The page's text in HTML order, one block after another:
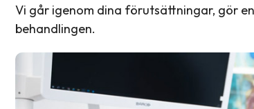
Vi går igenom dina förutsättningar, gör
behandlingen.